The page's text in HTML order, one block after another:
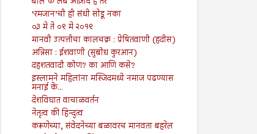
‘रमजान’ची ही संधी सोडू नका
०३ मे ते ०९ मे २०१९
मानवी उत्पत्तीचा कालचक्र : प्रेषितवाणी (हदीस)
अन्निसा : ईशवाणी (सुबोध कुरआन)
दहशतवादी कोण? का आणि कसे?
इस्लामने महिलांना मस्जिदमध्ये नमाज पढण्यास
मनाई के...
देशविघात वाचाळवर्तन
नेतृत्व की हिन्दुत्व
करूणेच्या, संवेदनेच्या बळावरच मानवता बहरेल